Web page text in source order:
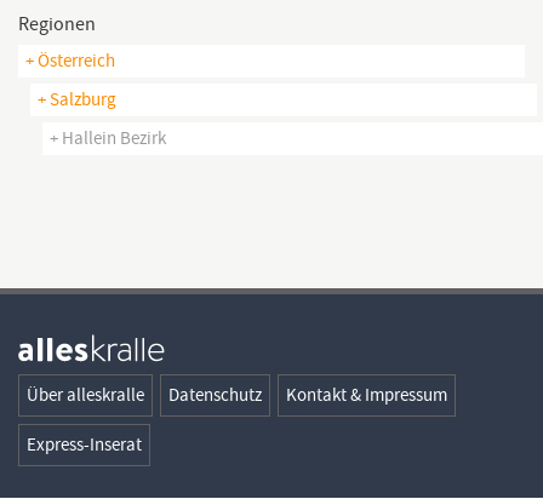
Regionen
+ Österreich
+ Salzburg
+ Hallein Bezirk
Über alleskralle Datenschutz Kontakt & Impressum
Express-Inserat